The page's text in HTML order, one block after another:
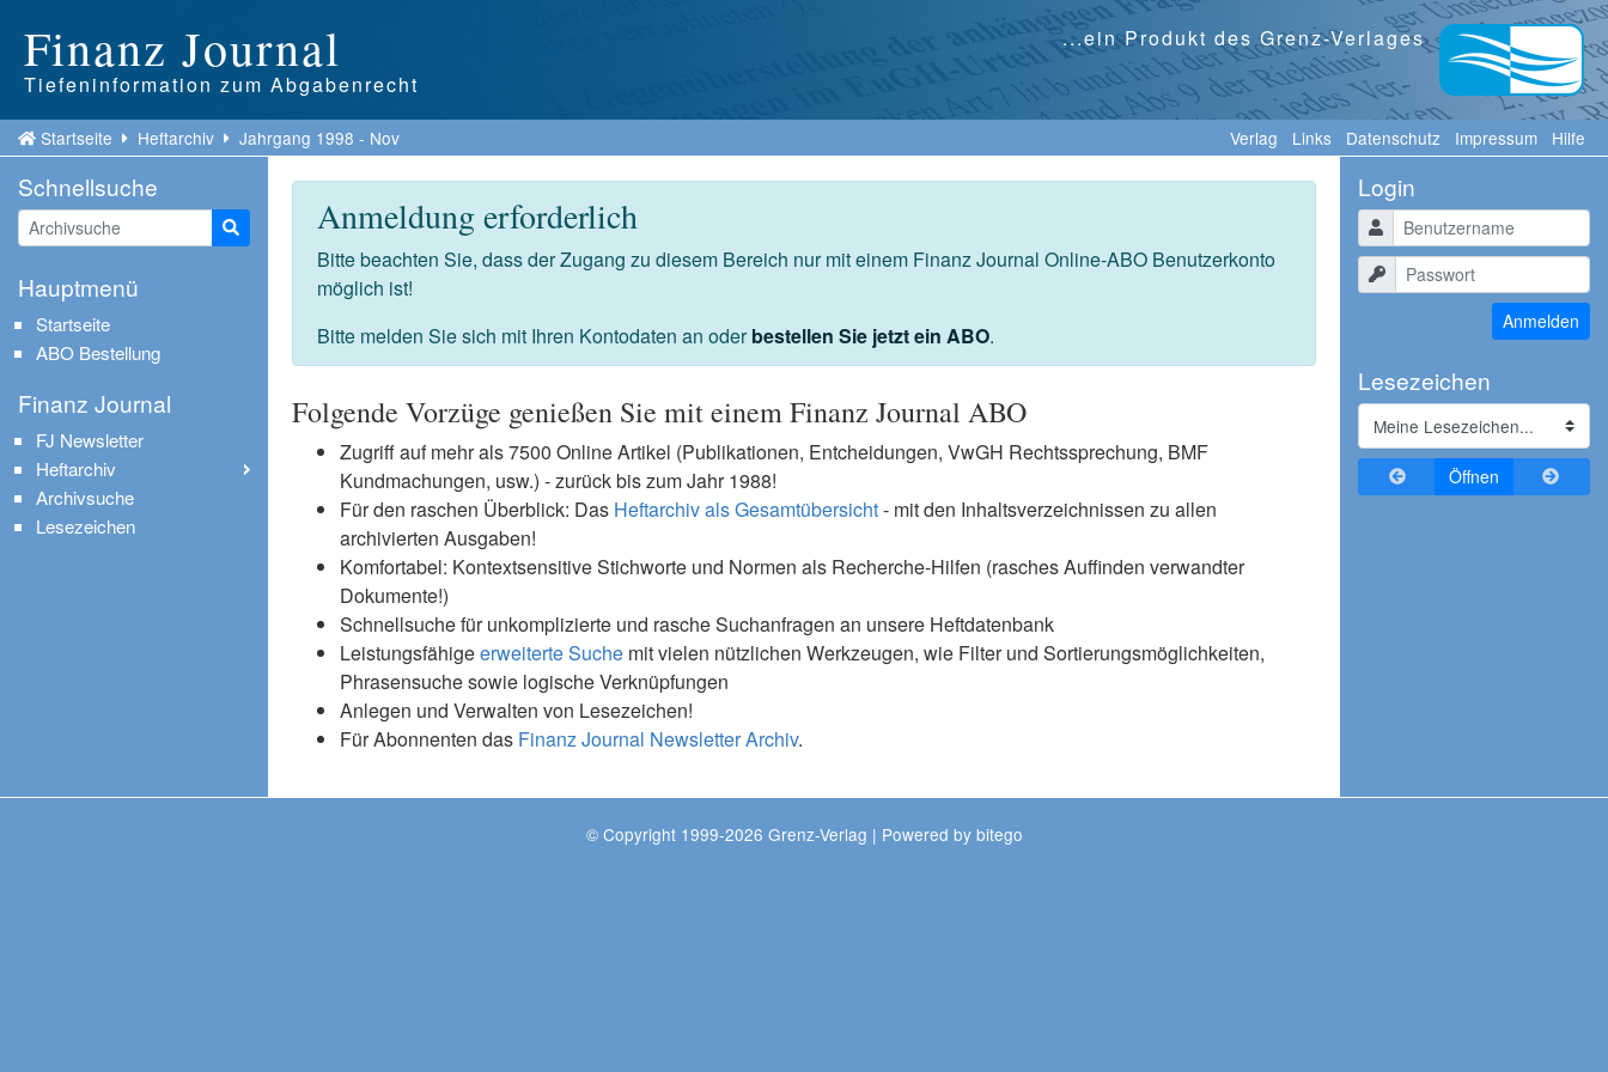
Finanz Journal
Tiefeninformation zum Abgabenrecht
...ein Produkt des Grenz-Verlages
Startseite Heftarchiv Jahrgang 1998 - Nov Verlag Links Datenschutz Impressum Hilfe
Anmeldung erforderlich
Bitte beachten Sie, dass der Zugang zu diesem Bereich nur mit einem Finanz Journal Online-ABO Benutzerkonto
möglich ist!
Bitte melden Sie sich mit Ihren Kontodaten an oderbestellen Sie jetzt ein ABO.
Folgende Vorzüge genießen Sie mit einem Finanz Journal ABO
Zugriff auf mehr als 7500 Online Artikel (Publikationen, Entcheidungen, VwGH Rechtssprechung, BMF
Kundmachungen, usw.) - zurück bis zum Jahr 1988!
Für den raschen Überblick: Das Heftarchiv als Gesamtübersicht- mit den Inhaltsverzeichnissen zu allen
archivierten Ausgaben!
Komfortabel: Kontextsensitive Stichworte und Normen als Recherche-Hilfen (rasches Auffinden verwandter
Dokumente!)
Schnellsuche für unkomplizierte und rasche Suchanfragen an unsere Heftdatenbank
Leistungsfähigeerweiterte Suche mit vielen nützlichen Werkzeugen, wie Filter und Sortierungsmöglichkeiten,
Phrasensuche sowie logische Verknüpfungen
Anlegen und Verwalten von Lesezeichen!
Für Abonnenten das Finanz Journal Newsletter Archiv.
Schnellsuche
Suche starten
Hauptmenü
Startseite
ABO Bestellung
Finanz Journal
FJ Newsletter
Heftarchiv
Archivsuche
Lesezeichen
Login
Benutzername
Passwort
Anmelden
Lesezeichen
Zurückblättern
Öffnen
© Copyright 1999-2026 Grenz-Verlag | Powered by bitego